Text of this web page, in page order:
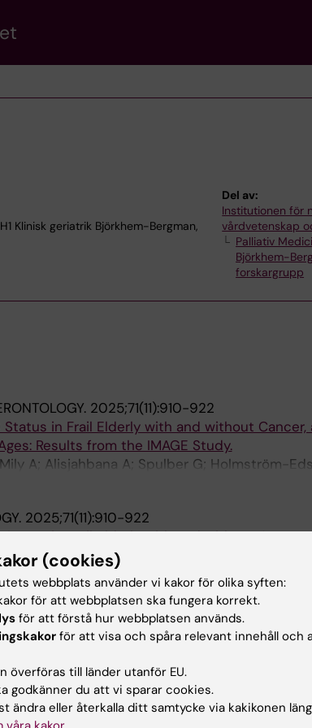
Klinisk geriatrik Björkhem-Bergman,
Del av:
Institutionen för
vårdvetenskap
Palliativ
Björkhem-
forskargrupp
2025;71(11):910-922
Status in Frail Elderly with and without Cancer,
Results from the IMAGE Study.
A; Alisjahbana A; Spulber G; Holmström-
2025;71(11):910-922
Status in Frail Elderly with and without Cancer,
Results from the IMAGE Study
Mily A; Alisjahbana A; Spulber G; Holmstrom-
Bergman L
2022;12(6):846
and Cystatin C to Estimate Renal Function
L
2016;113:D6S4
(cookies)
webbplats använder vi kakor för olika syften:
för att webbplatsen ska fungera korrekt.
för att förstå hur webbplatsen används.
för att visa och spåra relevant innehåll och
överföras till länder utanför EU.
godkänner du att vi sparar cookies.
ändra eller återkalla ditt samtycke via kakikonen